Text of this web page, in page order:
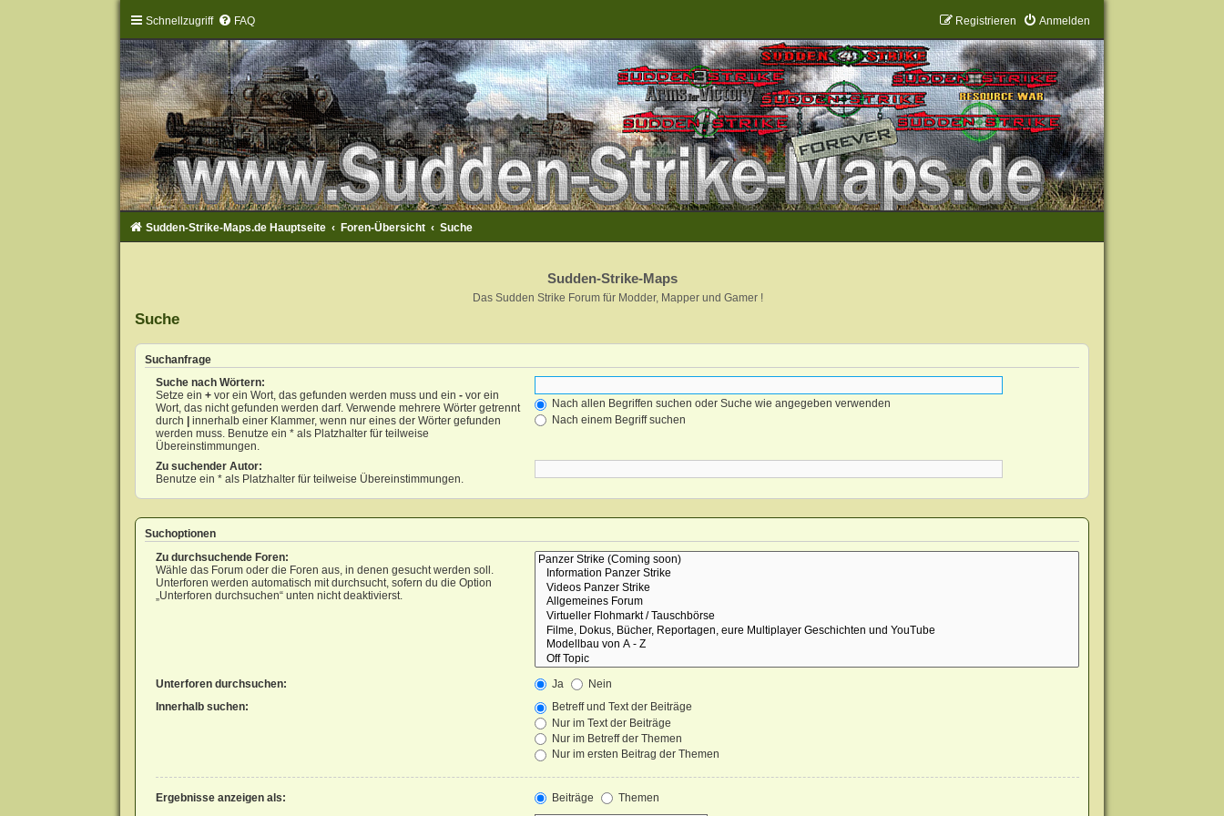
Schnellzugriff FAQ Anmelden
Registrieren
Sudden-Strike-Maps.de Hauptseite Foren-Übersicht Suche
Sudden-Strike-Maps
Das Sudden Strike Forum für Modder, Mapper und Gamer !
Suche
Suchanfrage
Suche nach Wörtern:
Setze ein +vor ein Wort, das gefunden werden muss und ein -vor ein
Wort, das nicht gefunden werden darf. Verwende mehrere Wörter getrennt
durch
innerhalb einer Klammer, wenn nur eines der Wörter gefunden
werden muss. Benutze ein * als Platzhalter für teilweise
Übereinstimmungen.
Nach allen Begriffen suchen oder Suche wie angegeben verwenden
Nach einem Begriff suchen
Zu suchender Autor:
Benutze ein * als Platzhalter für teilweise Übereinstimmungen.
Suchoptionen
Zu durchsuchende Foren:
Wähle das Forum oder die Foren aus, in denen gesucht werden soll.
Unterforen werden automatisch mit durchsucht, sofern du die Option
„Unterforen durchsuchen“ unten nicht deaktivierst.
Unterforen durchsuchen: Ja
Nein
Innerhalb suchen:
Betreff und Text der Beiträge
Nur im Text der Beiträge
Nur im Betreff der Themen
Nur im ersten Beitrag der Themen
Ergebnisse anzeigen als: Beiträge
Themen